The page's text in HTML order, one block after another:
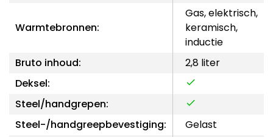
Warmtebronnen:
Gas, elektrisch,
keramisch,
inductie
Bruto inhoud:
2,8 liter
Deksel:
Steel/handgrepen:
Steel-/handgreepbevestiging:
Gelast